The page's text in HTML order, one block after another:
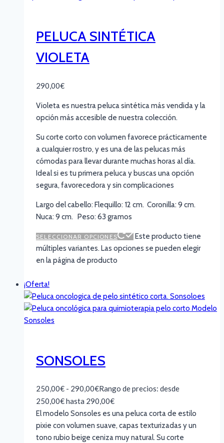
PELUCA SINTÉTICA
VIOLETA
290,00€
Violeta es nuestra peluca sintética más vendida y la
opción más accesible de nuestra colección.
Su corte corto con volumen favorece prácticamente
a cualquier rostro, y es una de las pelucas más
cómodas para llevar durante muchas horas al día.
Ideal si es tu primera peluca y buscas una opción
segura, favorecedora y sin complicaciones
Largo del cabello: Flequillo: 12 cm. Coronilla: 9 cm.
Nuca: 9 cm. Peso: 63 gramos
SELECCIONAR OPCIONES
Este producto tiene
múltiples variantes. Las opciones se pueden elegir
en la página de producto
¡Oferta!
SONSOLES
250,00€ - 290,00€Rango de precios: desde
250,00€ hasta 290,00€
El modelo Sonsoles es una peluca corta de estilo
pixie con volumen suave, capas texturizadas y un
tono rubio beige ceniza muy natural. Su corte